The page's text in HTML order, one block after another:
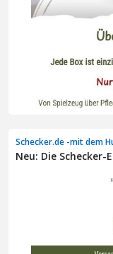
Schecker.de -mit dem
Neu: Die Schecker-